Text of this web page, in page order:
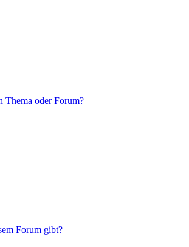
Thema oder Forum?
Forum gibt?